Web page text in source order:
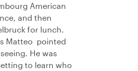
American
and then
for lunch.
Matteo pointed
He was
to learn who